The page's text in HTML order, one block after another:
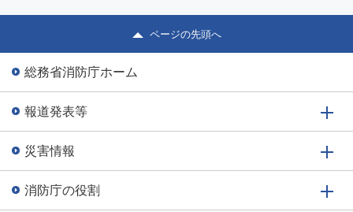
総理大臣官邸に情報連絡室を設置した。7月5日17時51分に
福岡県に大雨特別警報が発表され、予想されるその後の気
象状況により、甚大な被害が...
ページの先頭へ
総務省消防庁ホーム
報道発表等
災害情報
消防庁の役割